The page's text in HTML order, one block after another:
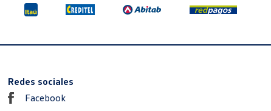
Redes sociales
Facebook